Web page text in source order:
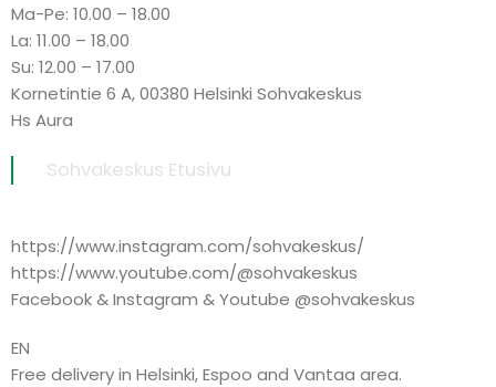
Ma-Pe: 10.00 – 18.00
La: 11.00 – 18.00
Su: 12.00 – 17.00
Kornetintie 6 A, 00380 Helsinki Sohvakeskus
Hs Aura
Sohvakeskus Etusivu
https://www.instagram.com/sohvakeskus/
https://www.youtube.com/@sohvakeskus
Facebook & Instagram & Youtube @sohvakeskus
EN
Free delivery in Helsinki, Espoo and Vantaa area.